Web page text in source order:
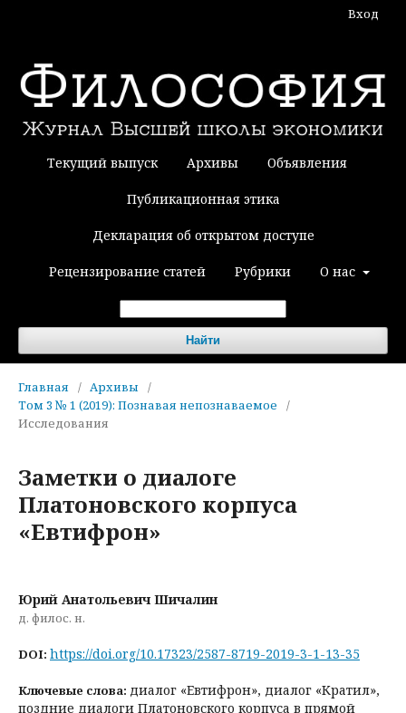
Текущий выпуск Архивы Объявления
Публикационная этика
Декларация об открытом доступе
Рецензирование статей Рубрики О нас
Найти
Вход
Главная / Архивы
/
Том 3 № 1 (2019): Познавая непознаваемое
/
Исследования
Заметки о диалоге
Платоновского корпуса
«Евтифрон»
Юрий Анатольевич Шичалин
д. филос. н.
DOI: https://doi.org/10.17323/2587-8719-2019-3-1-13-35
Ключевые слова: диалог «Евтифрон», диалог «Кратил»,
поздние диалоги Платоновского корпуса в прямой